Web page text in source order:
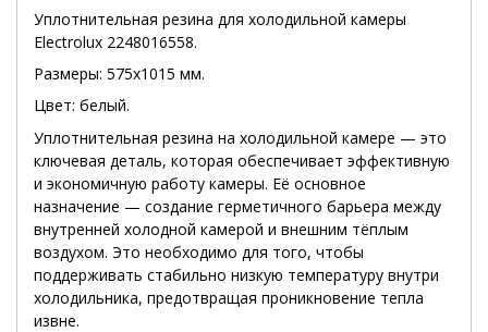
Уплотнительная резина для холодильной камеры
Electrolux 2248016558.
Размеры: 575х1015 мм.
Цвет: белый.
Уплотнительная резина на холодильной камере — это
ключевая деталь, которая обеспечивает эффективную
и экономичную работу камеры. Её основное
назначение — создание герметичного барьера между
внутренней холодной камерой и внешним тёплым
воздухом. Это необходимо для того, чтобы
поддерживать стабильно низкую температуру внутри
холодильника, предотвращая проникновение тепла
извне.